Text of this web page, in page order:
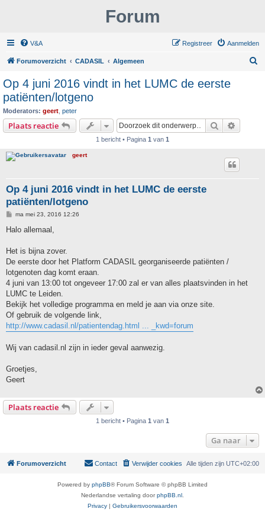
Forum
V&A Aanmelden
Registreer
Forumoverzicht CADASIL Algemeen
Op 4 juni 2016 vindt in het LUMC de eerste
patiënten/lotgeno
Moderators: geert peter
Plaats reactie Zoek
1 bericht • Pagina 1 van 1
geert
Op 4 juni 2016 vindt in het LUMC de eerste
patiënten/lotgeno
B
r
h
ma mei 23, 2016 12:26
Halo allemaal,
Het is bijna zover.
De eerste door het Platform CADASIL georganiseerde patiënten /
lotgenoten dag komt eraan.
4 juni van 13:00 tot ongeveer 17:00 zal er van alles plaatsvinden in het
LUMC te Leiden.
Bekijk het volledige programma en meld je aan via onze site.
Of gebruik de volgende link,
http://www.cadasil.nl/patientendag.html ... _kwd=forum
Wij van cadasil.nl zijn in ieder geval aanwezig.
Groetjes,
Geert
Plaats reactie
1 bericht • Pagina 1 van 1
Ga naar
Forumoverzicht Alle tijden zijn UTC+02:00
Verwijder cookies
Contact
Powered by phpBB® Forum Software © phpBB Limited
Nederlandse vertaling doorphpBB.nl
Privacy | Gebruikersvoorwaarden